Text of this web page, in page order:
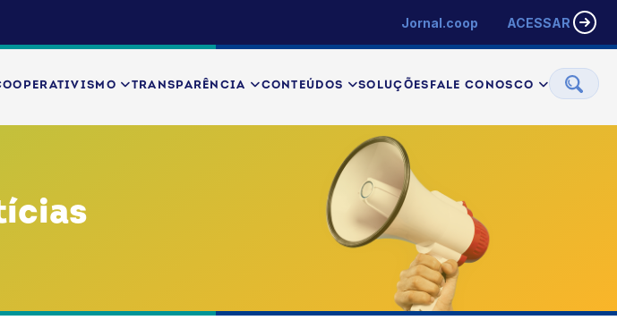
Jornal.coop ACESSAR
TRANSPARÊNCIA CONTEÚDOS SOLUÇÕES FALE CONOSCO